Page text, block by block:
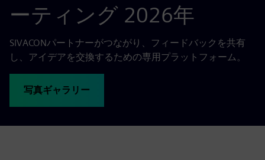
ーティング 2026年
SIVACONパートナーがつながり、フィードバックを共有
し、アイデアを交換するための専用プラットフォーム。
写真ギャラリー